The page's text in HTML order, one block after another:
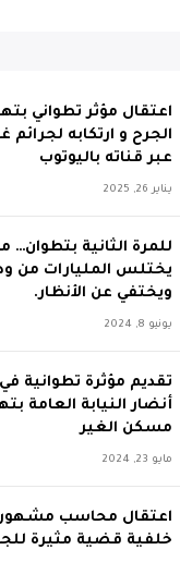
اعتقال مؤثر تطواني
الجرح و ارتكابه لجرائم
عبر قناته باليوتوب
يناير 26, 2025
للمرة الثانية بتطوان…
ويختفي عن الأنظار.
يونيو 8, 2024
تقديم مؤثرة تطوانية
أنضار النيابة العامة
مسكن الغير
مايو 23, 2024
اعتقال محاسب مشهور
خلفية قضية مثيرة